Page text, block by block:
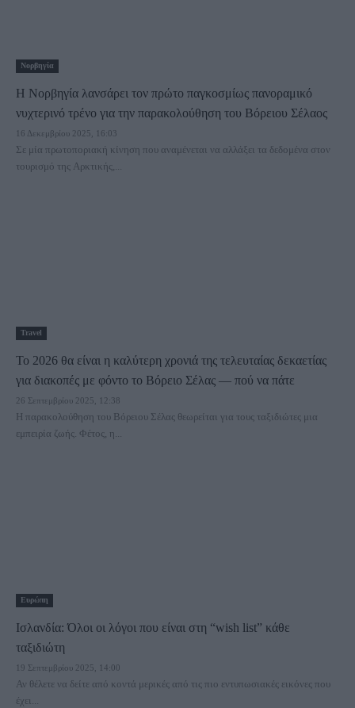
Νορβηγία
Η Νορβηγία λανσάρει τον πρώτο παγκοσμίως πανοραμικό
νυχτερινό τρένο για την παρακολούθηση του Βόρειου Σέλαος
16 Δεκεμβρίου 2025, 16:03
Σε μία πρωτοποριακή κίνηση που αναμένεται να αλλάξει τα δεδομένα στον
τουρισμό της Αρκτικής,...
Travel
Το 2026 θα είναι η καλύτερη χρονιά της τελευταίας δεκαετίας
για διακοπές με φόντο το Βόρειο Σέλας — πού να πάτε
26 Σεπτεμβρίου 2025, 12:38
Η παρακολούθηση του Βόρειου Σέλας θεωρείται για τους ταξιδιώτες μια
εμπειρία ζωής. Φέτος, η...
Ευρώπη
Ισλανδία: Όλοι οι λόγοι που είναι στη “wish list” κάθε
ταξιδιώτη
19 Σεπτεμβρίου 2025, 14:00
Αν θέλετε να δείτε από κοντά μερικές από τις πιο εντυπωσιακές εικόνες που
έχει...